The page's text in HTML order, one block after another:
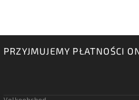
PRZYJMUJEMY PŁATNOŚCI